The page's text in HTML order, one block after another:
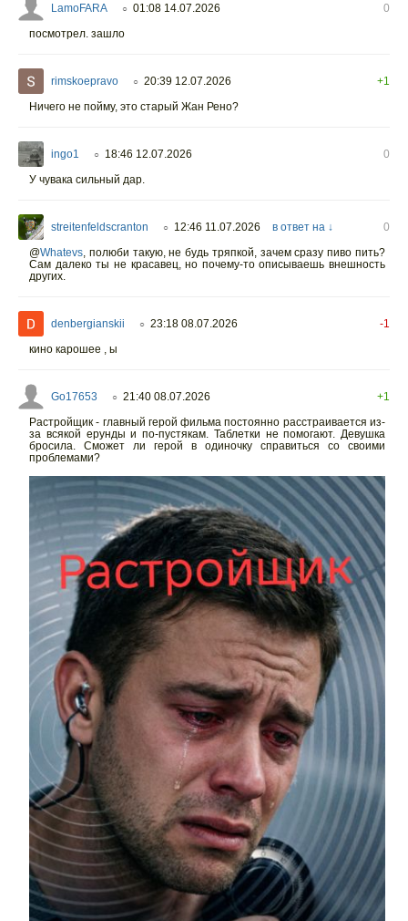
LamoFARA ○ 01:08 14.07.2026
0
посмотрел. зашло
rimskoepravo ○ 20:39 12.07.2026
+1
Ничего не пойму, это старый Жан Рено?
ingo1 ○ 18:46 12.07.2026
0
У чувака сильный дар.
streitenfeldscranton ○ 12:46 11.07.2026 в ответ на ↓
0
@Whatevs, полюби такую, не будь тряпкой, зачем сразу пиво пить?
Сам далеко ты не красавец, но почему-то описываешь внешность
других.
denbergianskii ○ 23:18 08.07.2026
-1
кино карошее , ы
Go17653 ○ 21:40 08.07.2026
+1
Растройщик - главный герой фильма постоянно расстраивается из-
за всякой ерунды и по-пустякам. Таблетки не помогают. Девушка
бросила. Сможет ли герой в одиночку справиться со своими
проблемами?